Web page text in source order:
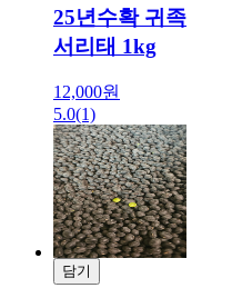
25년수확 귀족
서리태 1kg
12,000원
5.0(1)
결제
담기